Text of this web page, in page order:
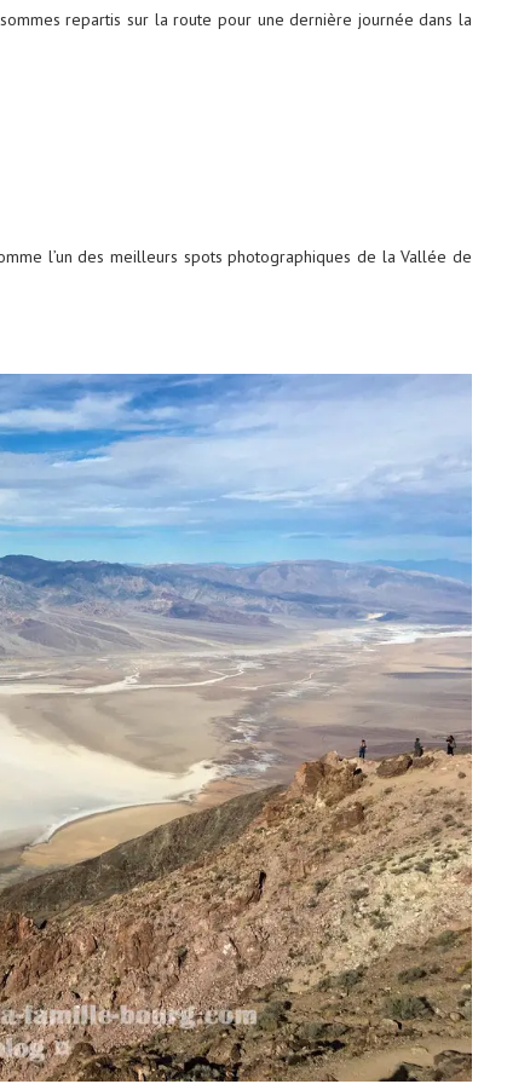
repartis sur la route pour une dernière journée dans la
l’un des meilleurs spots photographiques de la Vallée de
: 8
Découvrez le monde autrement avec
Evaneos : voyagez...
2 décembre 2024